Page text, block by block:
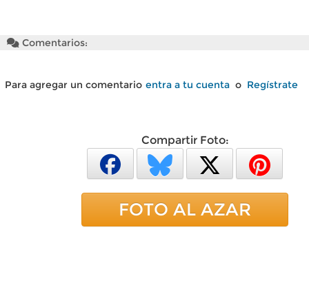
Comentarios:
Para agregar un comentario entra a tu cuenta o Regístrate
Compartir Foto:
FOTO AL AZAR